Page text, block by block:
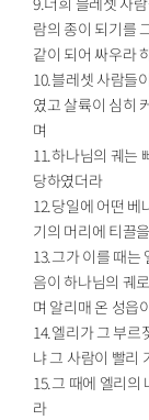
람의 종이 되기를
같이 되어 싸우라
10.블레셋 사람들
였고 살륙이 심히
며
11.하나님의 궤는
당하였더라
12.당일에 어떤 베
기의 머리에 티끌
13.그가 이를 때는
음이 하나님의 궤
며 알리매 온 성읍
14.엘리가 그 부르
냐 그 사람이 빨리
15.그 때에 엘리의
라